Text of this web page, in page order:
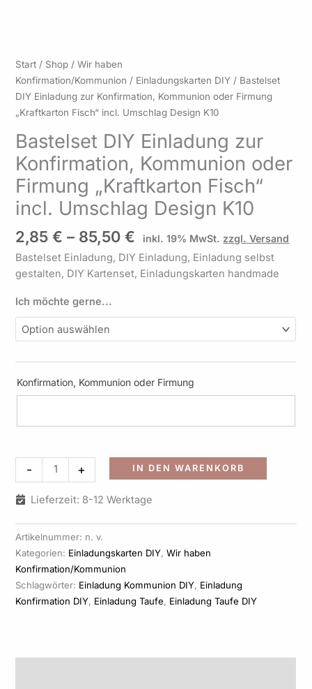
Start / Shop /Wir haben
Konfirmation/Kommunion / Einladungskarten DIY / Bastelset
DIY Einladung zur Konfirmation, Kommunion oder Firmung
„Kraftkarton Fisch“ incl. Umschlag Design K10
Bastelset DIY Einladung zur
Konfirmation, Kommunion oder
Firmung „Kraftkarton Fisch“
incl. Umschlag Design K10
2,85€ – 85,50€
2,85 €
bis
85,50 €
inkl. 19% MwSt. zzgl. Versand
Bastelset Einladung, DIY Einladung, Einladung selbst
gestalten, DIY Kartenset, Einladungskarten handmade
Ich möchte gerne...
Konfirmation, Kommunion oder Firmung
-
Bastelset
DIY
Einladung
zur
Kommunion
oder
Firmung
"Kraftkarton
Fisch"
Umschlag
Design
K10
+ IN DEN WARENKORB
Lieferzeit: 8-12 Werktage
Artikelnummer: n. v.
Kategorien: Einladungskarten DIY,Wir haben
Konfirmation/Kommunion
Schlagwörter: Einladung Kommunion DIY, Einladung
Konfirmation DIY, Einladung Taufe, Einladung Taufe DIY